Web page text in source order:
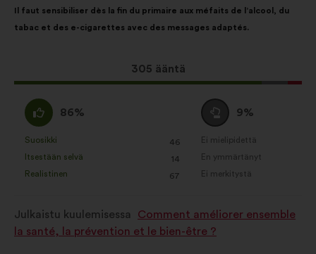
sisältö:
Il faut sensibiliser dès la fin du primaire aux méfaits de l’alcool, du
tabac et des e-cigarettes avec des messages adaptés.
Tämä
ehdotus
305 ääntä
jakautuminen:
samaa
mieltä
:
86%
seuraavasti:
Suosikki
: 46
kertaa
Itsestään selvä
: 14
kertaa
Realistinen
: 67
kertaa
Äänestä
tyhjää
:
9%
seuraavasti:
Ei mielipidettä
:kertaa
En ymmärtänyt
:kertaa
Ei merkitystä
:kertaa
Julkaistu kuulemisessa
Comment améliorer ensemble
la santé, la prévention et le bien-être ?